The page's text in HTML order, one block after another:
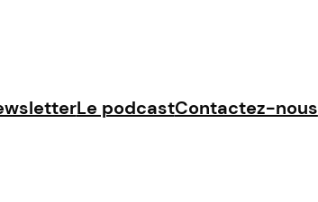
Le podcastContactez-nous